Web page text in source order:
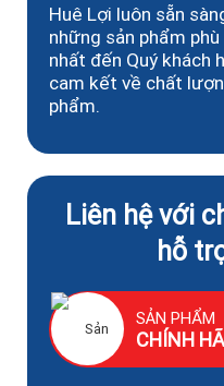
Huê Lợi luôn sẵn
những sản phẩm phù
nhất đến Quý khách
cam kết về chất
phẩm.
Liên hệ với
hỗ
SẢN PHẨM
CHÍNH